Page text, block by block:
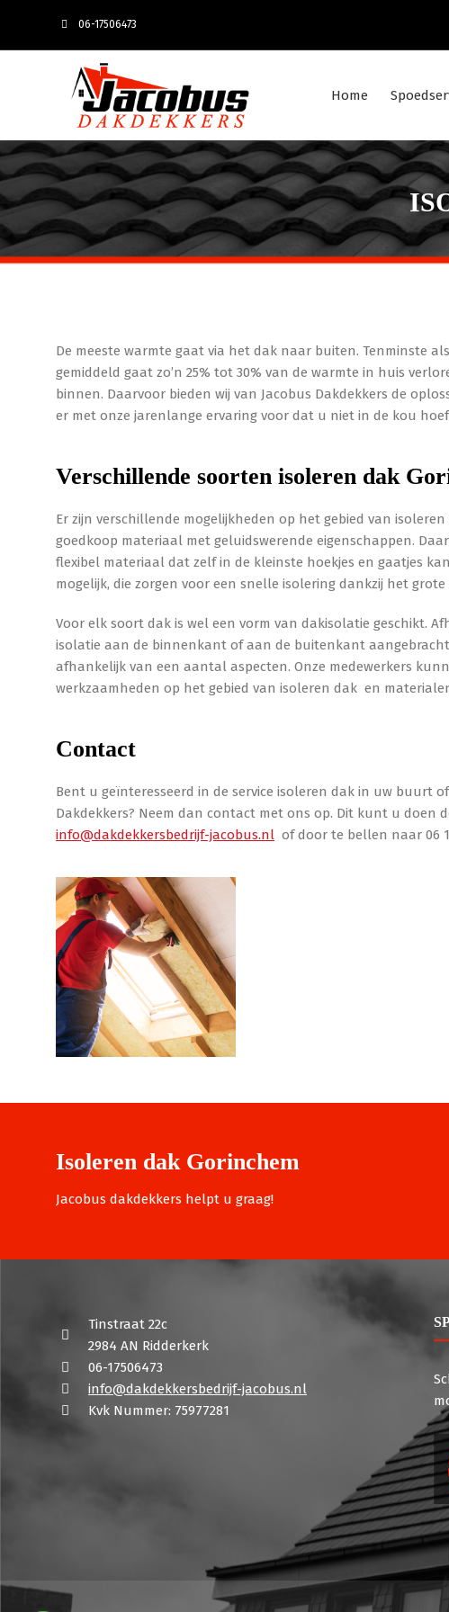
06-17506473
Home
De meeste warmte gaat via het dak naar buiten. Tenminste
gemiddeld gaat zo’n 25% tot 30% van de warmte in huis
binnen. Daarvoor bieden wij van Jacobus Dakdekkers de
er met onze jarenlange ervaring voor dat u niet in de kou
Verschillende soorten isoleren dak
Er zijn verschillende mogelijkheden op het gebied van
goedkoop materiaal met geluidswerende eigenschappen.
flexibel materiaal dat zelf in de kleinste hoekjes en gaatjes
mogelijk, die zorgen voor een snelle isolering dankzij het grote
Voor elk soort dak is wel een vorm van dakisolatie geschikt.
isolatie aan de binnenkant of aan de buitenkant
afhankelijk van een aantal aspecten. Onze medewerkers
werkzaamheden op het gebied van isoleren dak en
Contact
Bent u geïnteresseerd in de service isoleren dak in uw buurt
Dakdekkers? Neem dan contact met ons op. Dit kunt u doen
info@dakdekkersbedrijf-jacobus.nl of door te bellen naar 06
Isoleren dak Gorinchem
Jacobus dakdekkers helpt u graag!
Tinstraat 22c
2984 AN Ridderkerk
06-17506473
info@dakdekkersbedrijf-jacobus.nl
Kvk Nummer: 75977281